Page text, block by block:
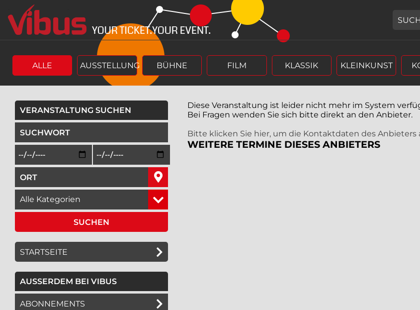
Springe
zum
Hauptinhalt
zum
Menü
ALLE AUSSTELLUNG BÜHNE FILM KLASSIK KLEINKUNST
VERANSTALTUNG SUCHEN
Beginn des Suchzeitraums in der Form Tag, Monat, Jahr (4 stellig),
Ende des Suchzeitraums in der Form Tag, Monat, Jahr (4 stellig),
geben Sie den Ort ein, in dem Sie suchen wollen,
wählen Sie eine Veranstaltungskategorie aus,
STARTSEITE
AUSSERDEM BEI VIBUS
ABONNEMENTS
Diese Veranstaltung ist leider nicht mehr im System
Bei Fragen wenden Sie sich bitte direkt an den Anbieter.
Bitte klicken Sie hier, um die Kontaktdaten des Anbieters
WEITERE TERMINE DIESES ANBIETERS